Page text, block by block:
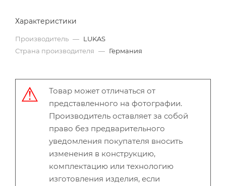
Характеристики
Производитель — LUKAS
Страна производителя — Германия
Товар может отличаться от
представленного на фотографии.
Производитель оставляет за собой
право без предварительного
уведомления покупателя вносить
изменения в конструкцию,
комплектацию или технологию
изготовления изделия, если